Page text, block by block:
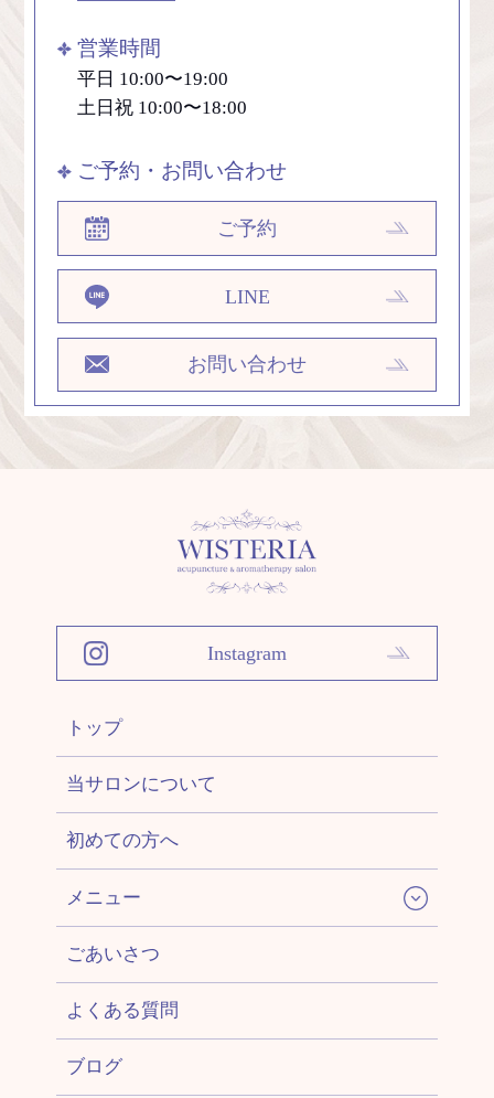
営業時間
平日 10:00〜19:00
土日祝 10:00〜18:00
ご予約・お問い合わせ
ご予約
LINE
お問い合わせ
Instagram
トップ
当サロンについて
初めての方へ
メニュー
ごあいさつ
よくある質問
ブログ